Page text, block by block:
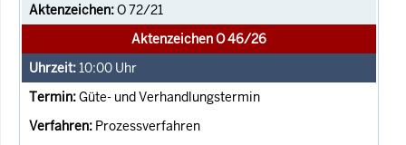
O 72/21
Aktenzeichen O 46/26
10:00 Uhr
Güte- und Verhandlungstermin
Prozessverfahren